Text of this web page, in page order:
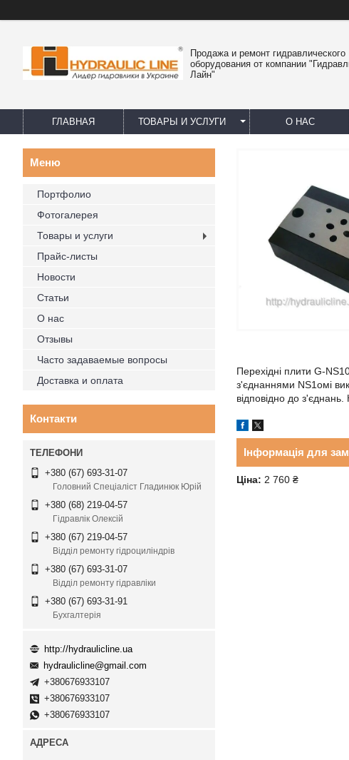
Продажа и ремонт гидравлического
оборудования от компании
Лайн"
ГЛАВНАЯ ТОВАРЫ И УСЛУГИ О НАС
Перехідні плити G-
з'єднаннями NS1омі
відповідно до
Інформація для
Ціна: 2 760 ₴
Портфолио
Фотогалерея
Товары и услуги
Прайс-листы
Новости
Статьи
О нас
Отзывы
Часто задаваемые вопросы
Доставка и оплата
Контакти
+380 (67) 693-31-07
Головний Спеціаліст Гладинюк Юрій
+380 (68) 219-04-57
Гідравлік Олексій
+380 (67) 219-04-57
Відділ ремонту гідроциліндрів
+380 (67) 693-31-07
Відділ ремонту гідравліки
+380 (67) 693-31-91
Бухгалтерія
http://hydraulicline.ua
hydraulicline@gmail.com
+380676933107
+380676933107
+380676933107